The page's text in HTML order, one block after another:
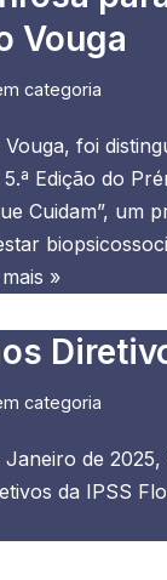
Vouga
categoria
foi
Edição do
Cuidam”, um
»
categoria
de
da IPSS